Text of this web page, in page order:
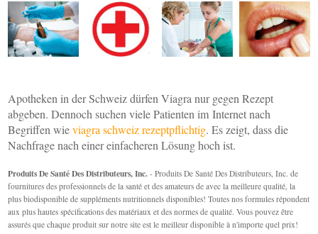
Apotheken in der Schweiz dürfen Viagra nur gegen Rezept
abgeben. Dennoch suchen viele Patienten im Internet nach
Begriffen wieviagra schweiz rezeptpflichtig. Es zeigt, dass die
Nachfrage nach einer einfacheren Lösung hoch ist.
Produits De Santé Des Distributeurs, Inc. - Produits De Santé Des Distributeurs, Inc. de
fournitures des professionnels de la santé et des amateurs de avec la meilleure qualité, la
plus biodisponible de suppléments nutritionnels disponibles! Toutes nos formules répondent
aux plus hautes spécifications des matériaux et des normes de qualité. Vous pouvez être
assurés que chaque produit sur notre site est le meilleur disponible à n'importe quel prix!